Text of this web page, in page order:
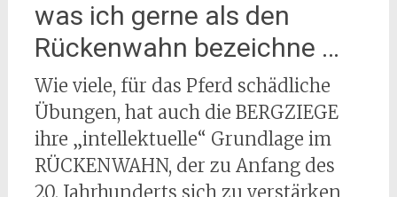
was ich gerne als den
Rückenwahn bezeichne …
Wie viele, für das Pferd schädliche
Übungen, hat auch die BERGZIEGE
ihre „intellektuelle“ Grundlage im
RÜCKENWAHN, der zu Anfang des
20. Jahrhunderts sich zu verstärken